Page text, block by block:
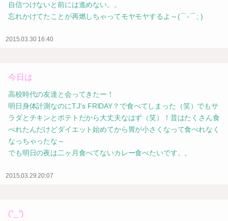
自信つけないと前には進めない。。
忘れかけてたことが再燃しちゃってモヤモヤするよ～(⌒-⌒; )
2015.03.30 16:40
今日は
高校時代の友達と会ってきたー！
明日身体計測なのにT.J's FRIDAY？で食べてしまった（笑）でもサ
ラダとチキンとポテトだから大丈夫なはず（笑）！昔はたくさん食
べれたんだけどダイエット始めてから胃が小さくなって食べれなく
なっちゃったな～
でも明日の夜は二ヶ月食べてないカレー食べたいです。。
2015.03.29 20:07
(°_°)